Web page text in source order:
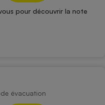
pour découvrir la note
évacuation